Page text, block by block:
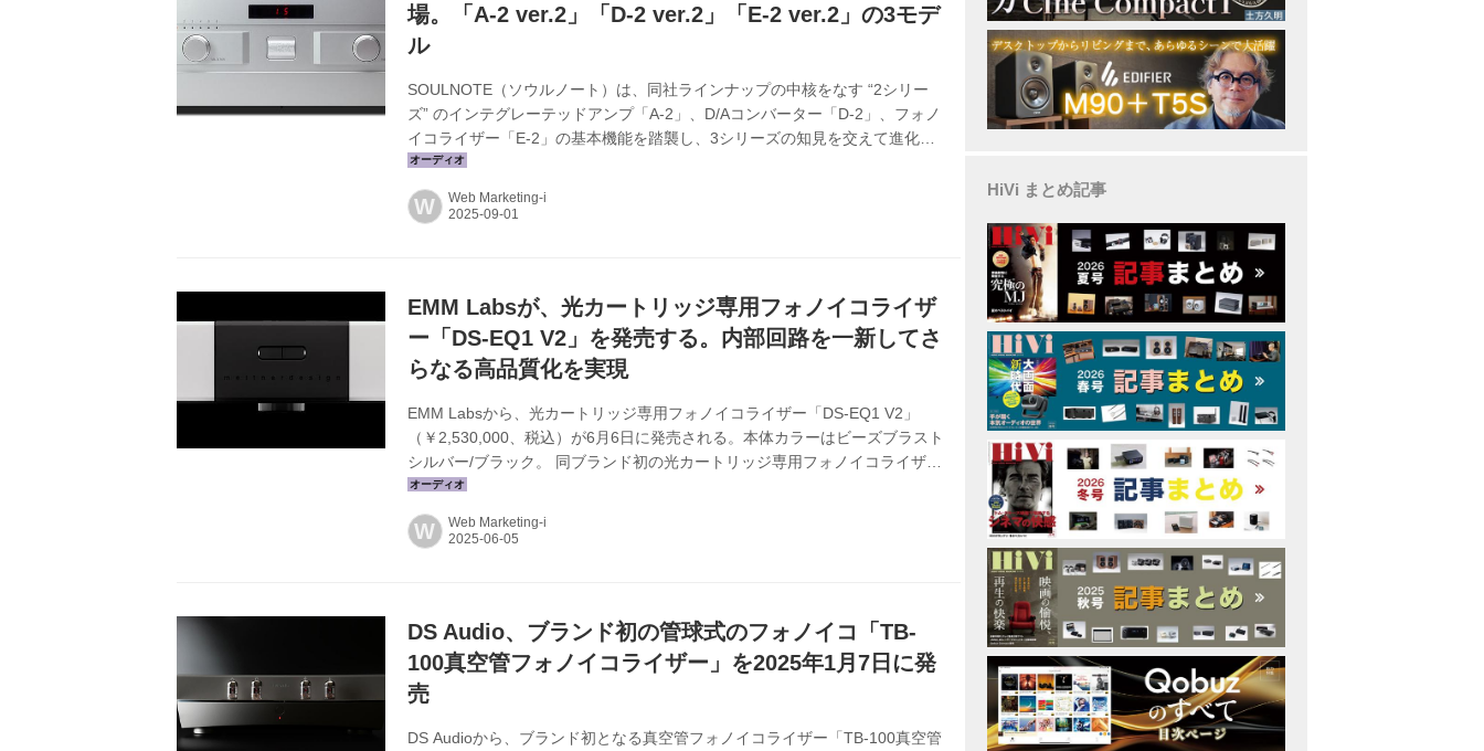
場。「A-2 ver.2」「D-2 ver.2」「E-2 ver.2」の3モデ
ル
SOULNOTE（ソウルノート）は、同社ラインナップの中核をなす “2シリー
ズ” のインテグレーテッドアンプ「A-2」、D/Aコンバーター「D-2」、フォノ
イコライザー「E-2」の基本機能を踏襲し、3シリーズの知見を交えて進化さ
せた “バージョン2” を発売する。本体カラーはプレミアム・シルバーとプレ
ミアム・ブラック。 ●インテグレーテッドアンプ：A-2 ver.2 ￥682,000（税
込） ●D/Aコンバーター：D-2 ver.2 ￥748,000（税込） ●フォノイコライザ
W Web Marketing-i
EMM Labsが、光カートリッジ専用フォノイコライザ
ー「DS-EQ1 V2」を発売する。内部回路を一新してさ
らなる高品質化を実現
EMM Labsから、光カートリッジ専用フォノイコライザー「DS-EQ1 V2」
（￥2,530,000、税込）が6月6日に発売される。本体カラーはビーズブラスト
シルバー/ブラック。 同ブランド初の光カートリッジ専用フォノイコライザー
「DS-EQ1」の誕生から5年、内部回路を一新しVersion 2 に生れ変わった。
完全バランス設計は踏襲しつつ、同社製D/Aコンバーターのアナログ段とパワ
ーアンプの入力段の改良から得られた重要な要素が盛り込まれている。歪み
W Web Marketing-i
DS Audio、ブランド初の管球式のフォノイコ「TB-
100真空管フォノイコライザー」を2025年1月7日に発
売
DS Audioから、ブランド初となる真空管フォノイコライザー「TB-100真空管
HiVi まとめ記事